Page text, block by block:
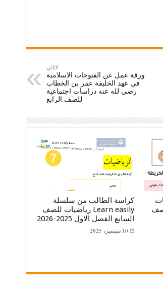
التالي
ورقة عمل عن الفتوحات الاسلامیة
في عھد الخلیفة عمر بن الخطاب
رضي لله عنه دراسات اجتماعية
للصف الرابع
كراسة الطالب من سلسلة
Learn easily رياضيات للصف
السابع الفصل الاول 2025-2026
10 سبتمبر، 2025